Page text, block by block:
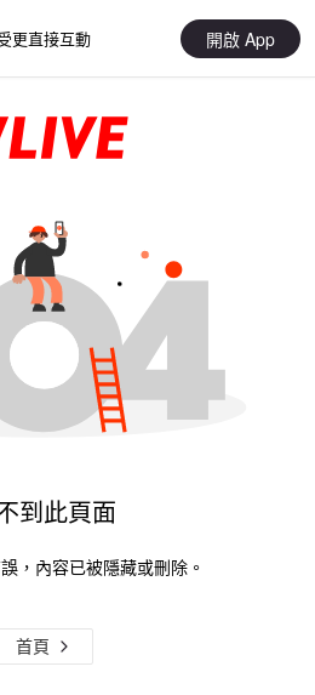
更直接互動 開啟 App
到此頁面
，內容已被隱藏或刪除。
首頁